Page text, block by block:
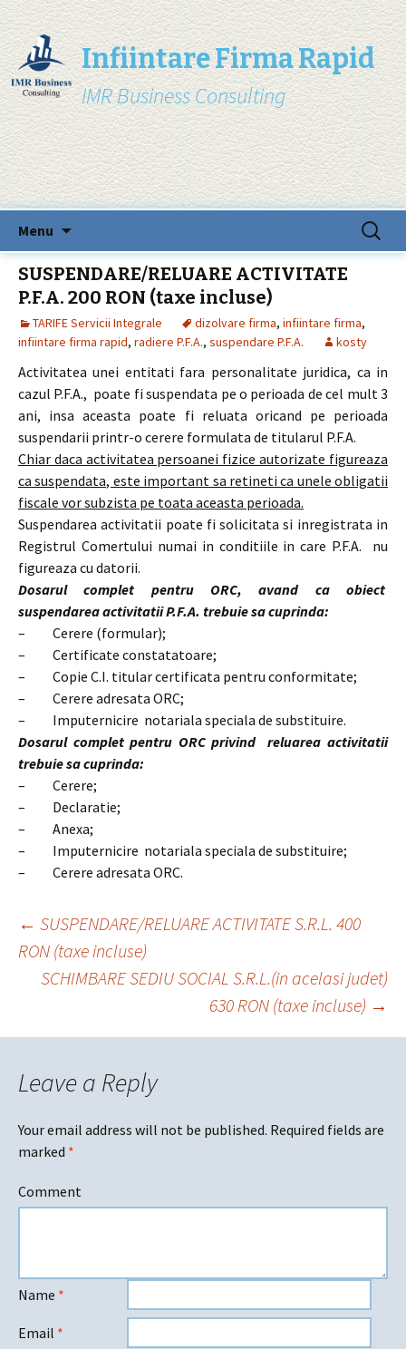
Infiintare Firma Rapid
IMR Business Consulting
Menu
content
Search
for:
SUSPENDARE/RELUARE ACTIVITATE
P.F.A. 200 RON (taxe incluse)
TARIFE Servicii Integrale dizolvare firma, infiintare firma,
infiintare firma rapid, radiere P.F.A., suspendare P.F.A. kosty
Activitatea unei entitati fara personalitate juridica, ca in
cazul P.F.A., poate fi suspendata pe o perioada de cel mult 3
ani, insa aceasta poate fi reluata oricand pe perioada
suspendarii printr-o cerere formulata de titularul P.F.A.
Chiar daca activitatea persoanei fizice autorizate figureaza
ca suspendata, este important sa retineti ca unele obligatii
fiscale vor subzista pe toata aceasta perioada.
Suspendarea activitatii poate fi solicitata si inregistrata in
Registrul Comertului numai in conditiile in care P.F.A. nu
figureaza cu datorii.
Dosarul complet pentru ORC, avand ca obiect
suspendarea activitatii P.F.A. trebuie sa cuprinda:
– Cerere (formular);
– Certificate constatatoare;
– Copie C.I. titular certificata pentru conformitate;
– Cerere adresata ORC;
– Imputernicire notariala speciala de substituire.
Dosarul complet pentru ORC privind reluarea activitatii
trebuie sa cuprinda:
– Cerere;
– Declaratie;
– Anexa;
– Imputernicire notariala speciala de substituire;
– Cerere adresata ORC.
Post
navigation
← SUSPENDARE/RELUARE ACTIVITATE S.R.L. 400
RON (taxe incluse)
SCHIMBARE SEDIU SOCIAL S.R.L.(in acelasi judet)
630 RON (taxe incluse) →
Leave a Reply
Your email address will not be published. Required fields are
marked *
Comment
Name *
Email *